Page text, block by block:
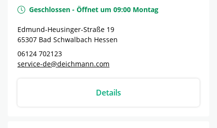
Geschlossen - Öffnet um 09:00 Montag
Edmund-Heusinger-Straße 19
65307 Bad Schwalbach Hessen
06124 702123
service-de@deichmann.com
Details